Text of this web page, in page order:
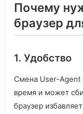
Почему
браузер
1. Удобство
Смена User-Agent
время и может
браузер